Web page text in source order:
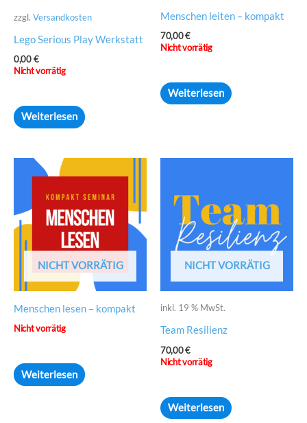
zzgl. Versandkosten
Lego Serious Play Werkstatt
0,00€
Nicht vorrätig
Weiterlesen
Menschen leiten – kompakt
70,00€
Nicht vorrätig
Weiterlesen
NICHT VORRÄTIG
Menschen lesen – kompakt
Nicht vorrätig
Weiterlesen
NICHT VORRÄTIG
inkl. 19 % MwSt.
Team Resilienz
70,00€
Nicht vorrätig
Weiterlesen